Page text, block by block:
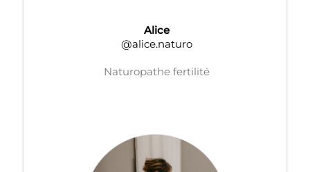
Alice
@alice.naturo
Naturopathe fertilité